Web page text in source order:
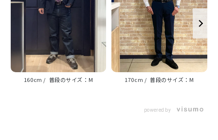
デザイン。
汚れも目立ちにくく一枚でも◎。
シーンを問わず着用できる万能なワイド衿 はクラシッ
クなビジネススタイルにも ピッタリな使いやすい衿型
です。
M
160cm M
170cm
powered by